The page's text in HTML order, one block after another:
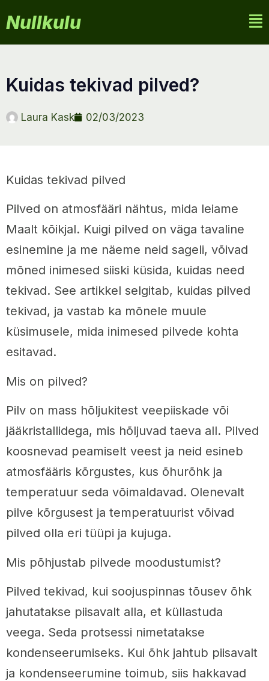
Nullkulu
kuidas tekivad pilved?
Laura Kask 02/03/2023
Kuidas tekivad pilved
Pilved on atmosfääri nähtus, mida leiame
Maalt kõikjal. Kuigi pilved on väga tavaline
esinemine ja me näeme neid sageli, võivad
mõned inimesed siiski küsida, kuidas need
tekivad. See artikkel selgitab, kuidas pilved
tekivad, ja vastab ka mõnele muule
küsimusele, mida inimesed pilvede kohta
esitavad.
Mis on pilved?
Pilv on mass hõljukitest veepiiskade või
jääkristallidega, mis hõljuvad taeva all. Pilved
koosnevad peamiselt veest ja neid esineb
atmosfääris kõrgustes, kus õhurõhk ja
temperatuur seda võimaldavad. Olenevalt
pilve kõrgusest ja temperatuurist võivad
pilved olla eri tüüpi ja kujuga.
Mis põhjustab pilvede moodustumist?
Pilved tekivad, kui soojuspinnas tõusev õhk
jahutatakse piisavalt alla, et küllastuda
veega. Seda protsessi nimetatakse
kondenseerumiseks. Kui õhk jahtub piisavalt
ja kondenseerumine toimub, siis hakkavad